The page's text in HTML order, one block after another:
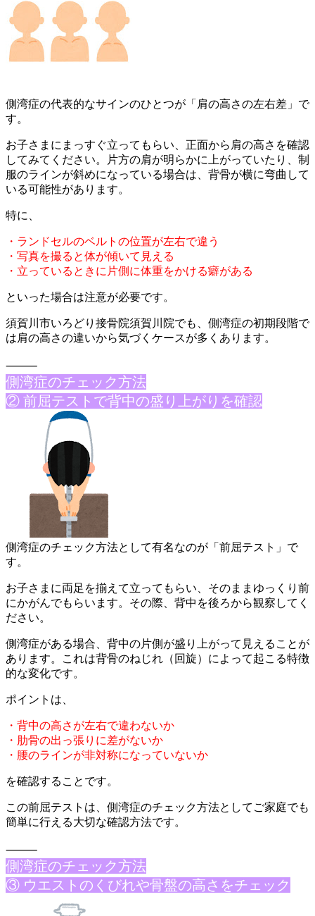
側湾症の代表的なサインのひとつが「肩の高さの左右差」で
す。
お子さまにまっすぐ立ってもらい、正面から肩の高さを確認
してみてください。片方の肩が明らかに上がっていたり、制
服のラインが斜めになっている場合は、背骨が横に弯曲して
いる可能性がありま す。
特に、
・ランドセルのベルトの位置が左右で違う
・写真を撮ると体が傾いて見える
・立っているときに片側に体重をかける癖がある
といった場合は注意が必要です。
須賀川市いろどり接骨院須賀川院でも、側湾症の初期段階で
は肩の高さの違いから気づくケースが多くあります。
⸻
側湾症のチェ ック方法
② 前屈テストで背中の盛り上がりを確認
側湾症のチェック方法として有名なのが「前屈テスト」で
す。
お子さまに両足を揃えて立ってもらい、そのままゆっくり前
にかがんでもらいます。その際、背中を後ろから観察してく
ださい。
側湾症がある場合、背中の片側が盛り上がって見えることが
ありま す。これは背骨のねじれ（回旋） によって起こる特徴
的な変化です。
ポイントは、
・背中の高さが左右で違わないか
・肋骨の出っ張りに差がないか
・腰のラインが非対称になっていないか
を確認することです。
この前屈テストは、側湾症のチェック方法としてご家庭でも
簡単に行える大切な確認方法です。
⸻
側湾症のチェ ック方法
③ ウエストのくびれや骨盤の高さをチェック